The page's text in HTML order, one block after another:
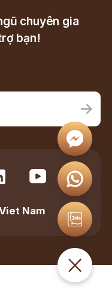
chuyên gia
bạn!
Nam